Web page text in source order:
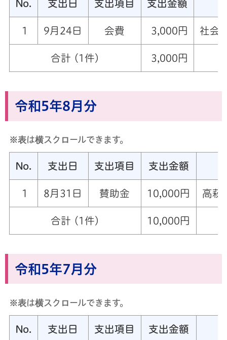
No. 支出日 支出項目 支出金額
1 9月24日 会費 3,000円 社会
合計 (1件) 3,000円
令和5年8月分
※表は横スクロールできます。
No. 支出日 支出項目 支出金額
1 8月31日 賛助金 10,000円 高萩
合計 (1件) 10,000円
令和5年7月分
※表は横スクロールできます。
No. 支出日 支出項目 支出金額